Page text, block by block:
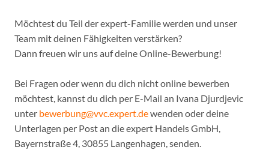
Möchtest du Teil der expert-Familie werden und unser
Team mit deinen Fähigkeiten verstärken?
Dann freuen wir uns auf deine Online-Bewerbung!
Bei Fragen oder wenn du dich nicht online bewerben
möchtest, kannst du dich per E-Mail an Ivana Djurdjevic
unter bewerbung@vvc.expert.dewenden oder deine
Unterlagen per Post an die expert Handels GmbH,
Bayernstraße 4, 30855 Langenhagen, senden.